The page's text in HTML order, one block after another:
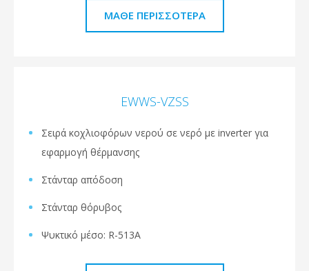
ΜΆΘΕ ΠΕΡΙΣΣΌΤΕΡΑ
EWWS-VZSS
Σειρά κοχλιοφόρων νερού σε νερό με inverter για
εφαρμογή θέρμανσης
Στάνταρ απόδοση
Στάνταρ θόρυβος
Ψυκτικό μέσο: R-513A